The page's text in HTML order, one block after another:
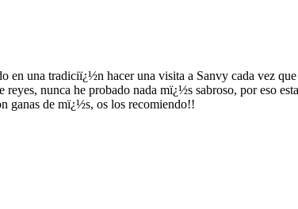
una tradiciï¿½n hacer una visita a Sanvy cada vez
nunca he probado nada mï¿½s sabroso, por eso
ganas de mï¿½s, os los recomiendo!!